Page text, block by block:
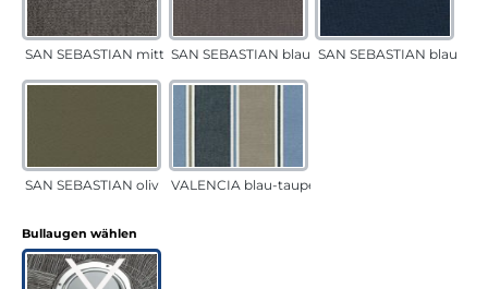
SAN SEBASTIAN mittelgrauSAN SEBASTIAN blau-sandSAN SEBASTIAN blau
SAN SEBASTIAN oliv VALENCIA blau-taupe
Bullaugen wählen